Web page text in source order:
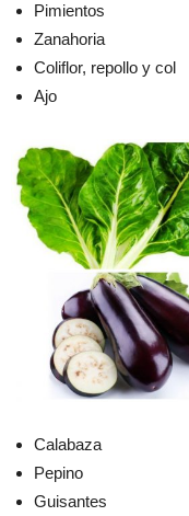
Pimientos
Zanahoria
Coliflor, repollo y col
Ajo
Calabaza
Pepino
Guisantes